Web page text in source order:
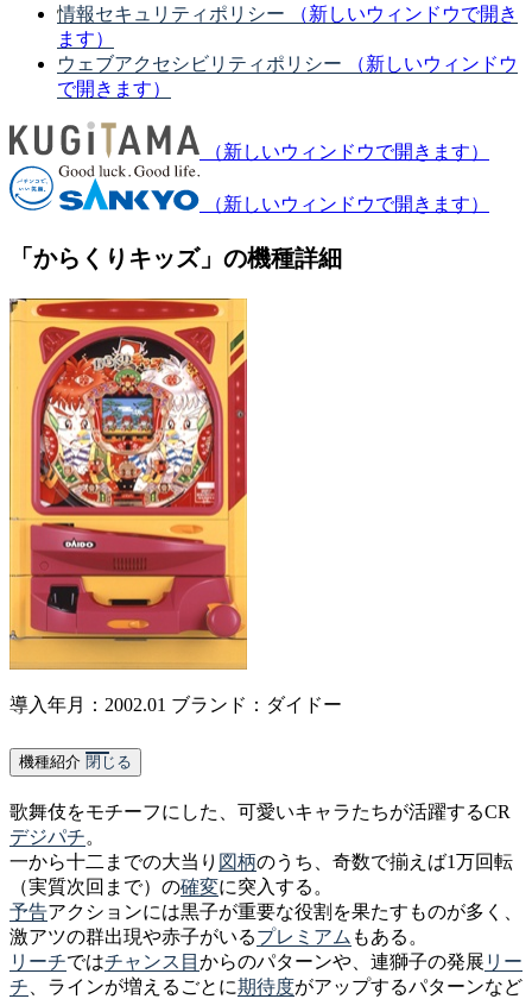
情報セキュリティポリシー
（新しいウィンドウで開き
ます）
ウェブアクセシビリティポリシー
（新しいウィンドウ
で開きます）
（新しいウィンドウで開きます）
（新しいウィンドウで開きます）
「からくりキッズ」の機種詳細
導入年月：2002.01 ブランド：ダイドー
機種紹介 閉じる
歌舞伎をモチーフにした、可愛いキャラたちが活躍するCR
デジパチ。
一から十二までの大当り 図柄のうち、奇数で揃えば1万回転
（実質次回まで）の確変に突入する。
予告アクションには黒子が重要な役割を果たすものが多く、
激アツの群出現や赤子がいるプレミアム もある。
リーチではチャンス目 からのパターンや、連獅子の発展 リー
チ 、ラインが増えるごとに期待度がアップするパターンなど